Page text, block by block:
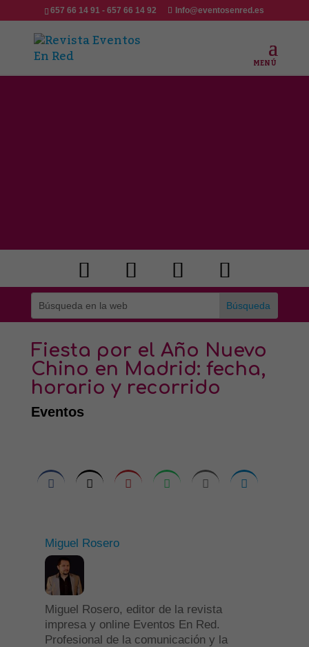
657 66 14 91 - 657 66 14 92 Info@eventosenred.es
Fiesta por el Año Nuevo
Chino en Madrid: fecha,
horario y recorrido
Eventos
Miguel Rosero
Miguel Rosero, editor de la revista
impresa y online Eventos En Red.
Profesional de la comunicación y la